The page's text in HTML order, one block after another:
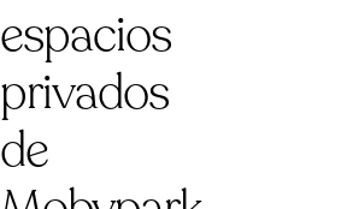
espacios
privados
de